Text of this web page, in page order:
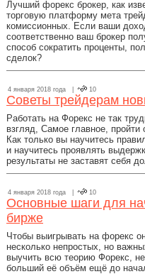
Лучший форекс брокер, как
торговую платформу мета
комиссионных. Если ваши
соответственно ваш брокер
способ сократить проценты,
сделок?
4 января 2018 года | 10
Советы трейдерам
Работать на Форекс не так
взгляд, Самое главное, пройти
Как только вы научитесь
и научитесь проявлять
результаты не заставят себя
4 января 2018 года | 10
Основные шаги для
бирже
Чтобы выигрывать на форекс
несколько непростых, но
выучить всю теорию Форекс,
больший её объём ещё до